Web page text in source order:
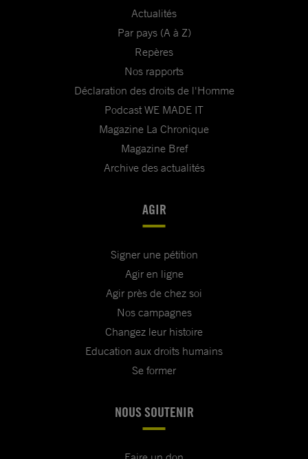
Actualités
Par pays (A à Z)
Repères
Nos rapports
Déclaration des droits de l'Homme
Podcast WE MADE IT
Magazine La Chronique
Magazine Bref
Archive des actualités
AGIR
Signer une pétition
Agir en ligne
Agir près de chez soi
Nos campagnes
Changez leur histoire
Education aux droits humains
Se former
NOUS SOUTENIR